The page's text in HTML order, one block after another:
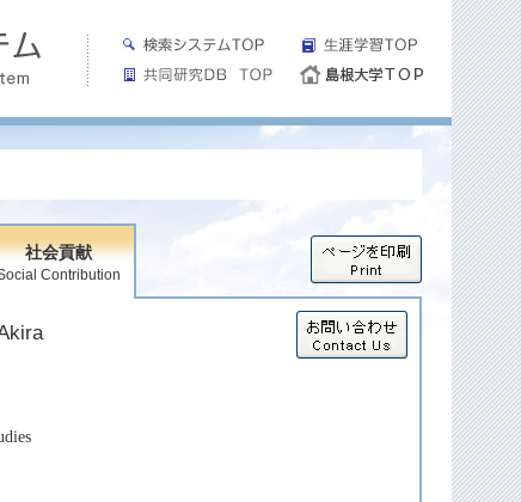
社会貢献
Contribution